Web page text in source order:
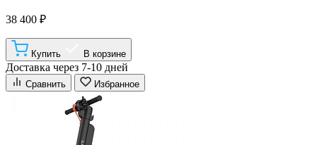
38 400 ₽
Купить В корзине
Доставка через 7-10 дней
Сравнить Избранное